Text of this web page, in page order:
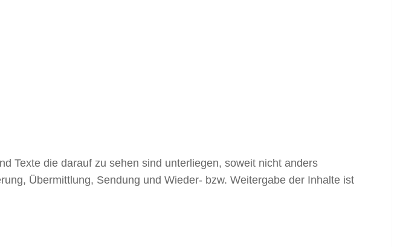
Texte die darauf zu sehen sind unterliegen, soweit nicht anders
Übermittlung, Sendung und Wieder- bzw. Weitergabe der Inhalte ist